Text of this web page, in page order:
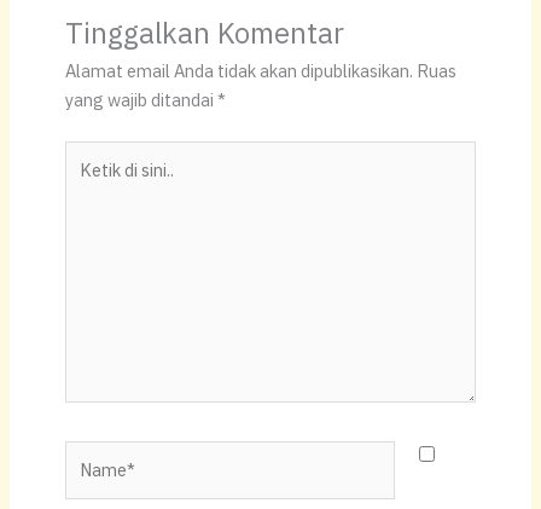
at
s
A
p
p
c
e
b
o
o
p
y
Li
n
ar
e
Tinggalkan Komentar
Alamat email Anda tidak akan dipublikasikan. Ruas
yang wajib ditandai *